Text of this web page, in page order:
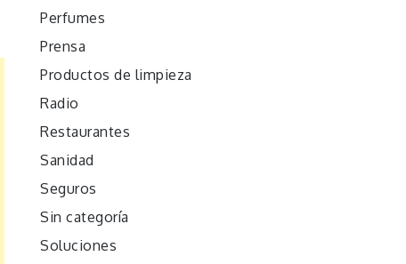
Perfumes
Prensa
Productos de limpieza
Radio
Restaurantes
Sanidad
Seguros
Sin categoría
Soluciones